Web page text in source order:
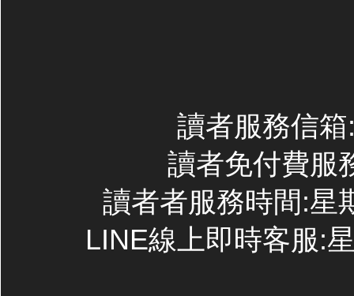
讀者服務信
讀者免付費服
讀者者服務時間:星
LINE線上即時客服: